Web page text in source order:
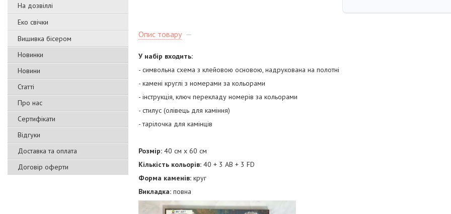
На дозвіллі
Еко свічки
Вишивка бісером
Новинки
Новини
Статті
Про нас
Сертифікати
Відгуки
Доставка та оплата
Договір оферти
Опис товару
У набір входить:
- символьна схема з клейовою основою, надрукована на полотні
- камені круглі з номерами за кольорами
- інструкція, ключ перекладу номерів за кольорами
- стилус (олівець для каміння)
- тарілочка для камінців
Розмір: 40 см х 60 см
Кількість кольорів: 40 + 3 AB + 3 FD
Форма каменів: круг
Викладка: повна